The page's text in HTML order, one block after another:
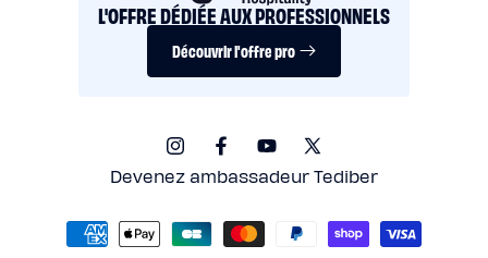
L'OFFRE DÉDIÉE AUX PROFESSIONNELS
Découvrir l'offre pro
InstagramFacebookYouTube
X
(Twitter)
Devenez ambassadeur Tediber
Moyens
paiement